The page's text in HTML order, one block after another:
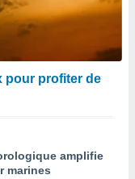
pour profiter de
amplifie
marines